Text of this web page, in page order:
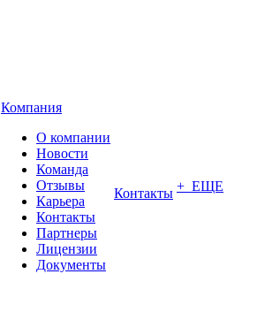
Компания
О компании
Новости
Команда
Отзывы
Карьера
Контакты
Партнеры
Лицензии
Документы
Контакты + ЕЩЕ